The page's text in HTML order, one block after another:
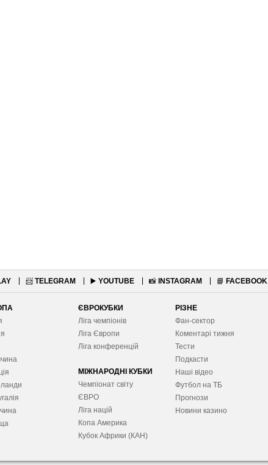
📨 TELEGRAM ▶️ YOUTUBE 📸 INSTAGRAM 📘 FACEBOOK
ЄВРОКУБКИ
Ліга чемпіонів
Ліга Європи
Ліга конференцій
МІЖНАРОДНІ КУБКИ
Чемпіонат світу
ЄВРО
Ліга націй
Копа Америка
Кубок Африки (КАН)
РІЗНЕ
Фан-сектор
Коментарі тижня
Тести
Подкасти
Наші відео
Футбол на ТБ
Прогнози
Новини казино